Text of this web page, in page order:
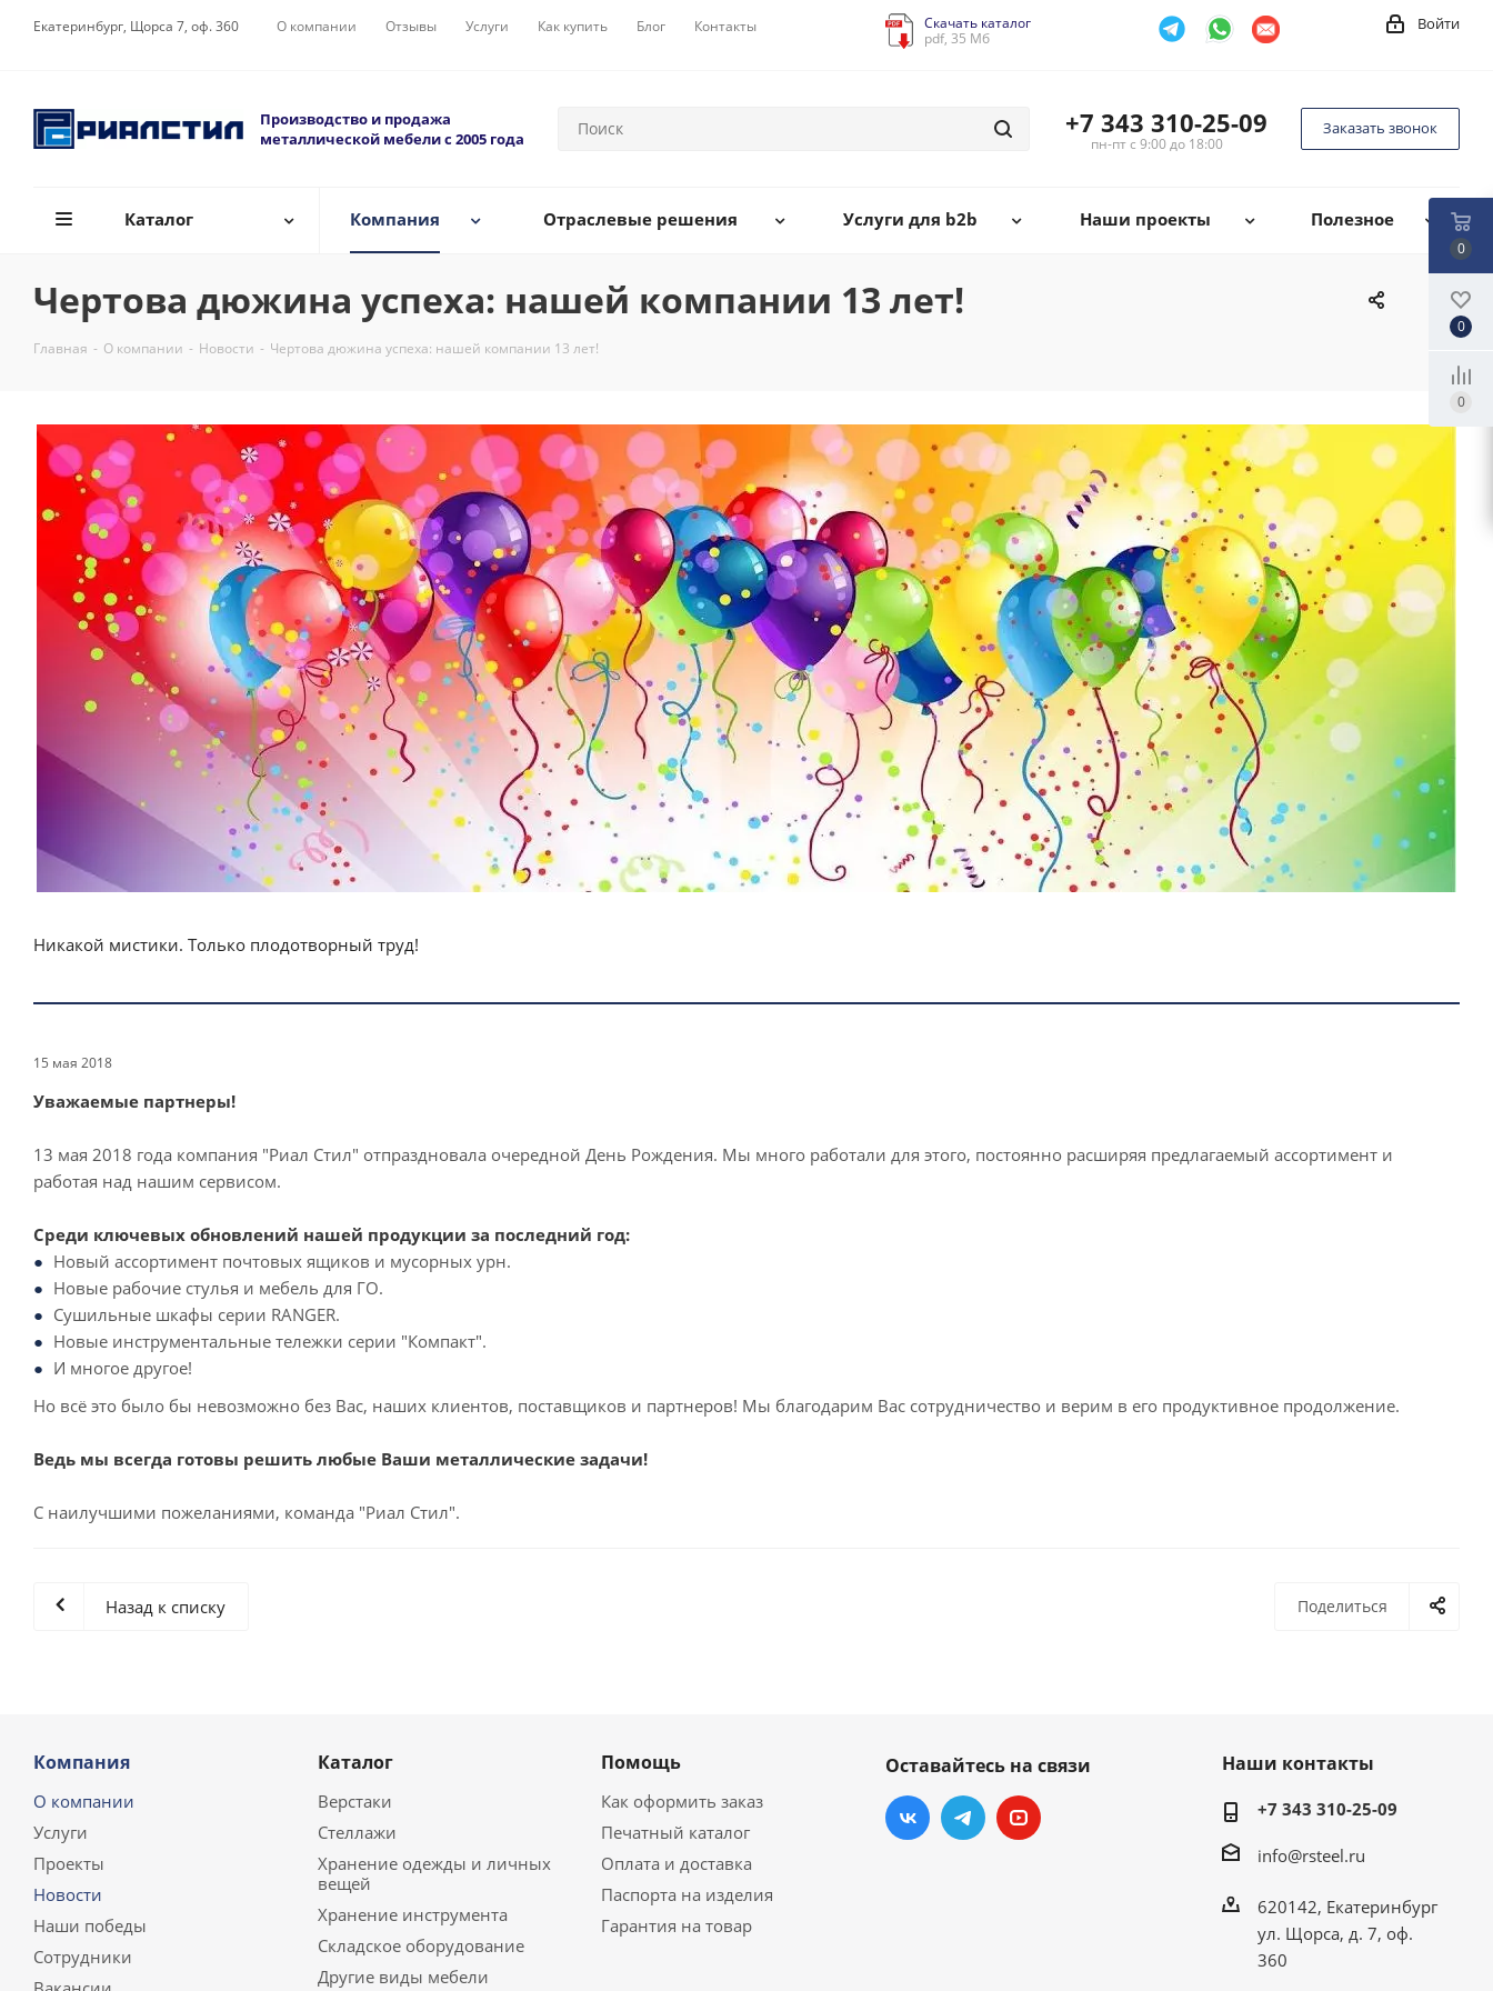
Екатеринбург, Щорса 7, оф. 360 О компании Отзывы Услуги Как купить Блог Контакты
Скачать каталог
pdf, 35 Мб
Войти
Производство и продажа
металлической мебели с 2005 года
+7 343 310-25-09
пн-пт с 9:00 до 18:00
Заказать звонок
Каталог Компания Отраслевые решения Услуги для b2b Наши проекты Полезное
Чертова дюжина успеха: нашей компании 13 лет!
Главная - О компании - Новости - Чертова дюжина успеха: нашей компании 13 лет!
Никакой мистики. Только плодотворный труд!
15 мая 2018
Уважаемые партнеры!
13 мая 2018 года компания "Риал Стил" отпраздновала очередной День Рождения. Мы много работали для этого, постоянно расширяя предлагаемый ассортимент и
работая над нашим сервисом.
Среди ключевых обновлений нашей продукции за последний год:
Новый ассортимент почтовых ящиков и мусорных урн.
Новые рабочие стулья и мебель для ГО.
Сушильные шкафы серии RANGER.
Новые инструментальные тележки серии "Компакт".
И многое другое!
Но всё это было бы невозможно без Вас, наших клиентов, поставщиков и партнеров! Мы благодарим Вас сотрудничество и верим в его продуктивное продолжение.
Ведь мы всегда готовы решить любые Ваши металлические задачи!
С наилучшими пожеланиями, команда "Риал Стил".
Поделиться
Назад к списку
Компания
О компании
Услуги
Проекты
Новости
Наши победы
Сотрудники
Каталог
Верстаки
Стеллажи
Хранение одежды и личных
вещей
Хранение инструмента
Складское оборудование
Другие виды мебели
Помощь
Как оформить заказ
Печатный каталог
Оплата и доставка
Паспорта на изделия
Гарантия на товар
Оставайтесь на связи Наши контакты
+7 343 310-25-09
info@rsteel.ru
620142, Екатеринбург
ул. Щорса, д. 7, оф.
360
0
0
0